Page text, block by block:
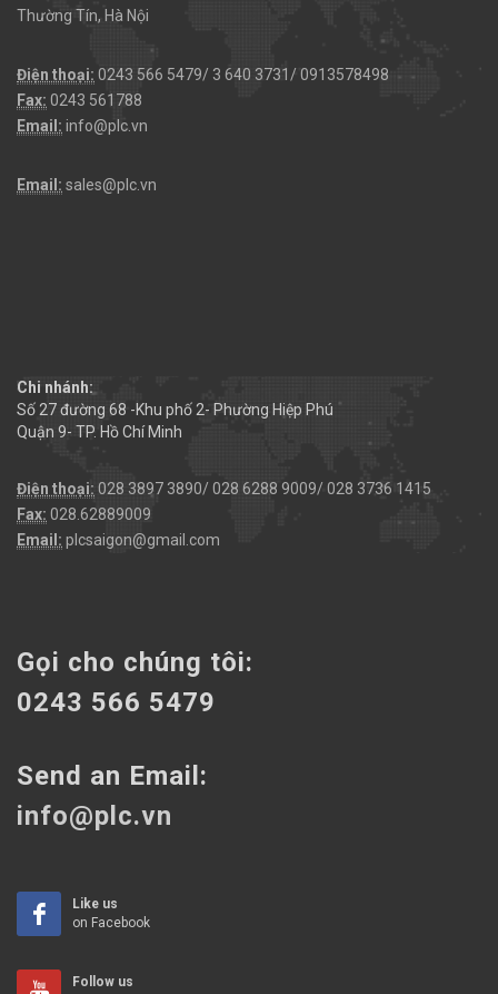
Thường Tín, Hà Nội
Điện thoại: 0243 566 5479/ 3 640 3731/ 0913578498
Fax: 0243 561788
Email: info@plc.vn
Email: sales@plc.vn
Chi nhánh:
Số 27 đường 68 -Khu phố 2- Phường Hiệp Phú
Quận 9- TP. Hồ Chí Minh
Điện thoại: 028 3897 3890/ 028 6288 9009/ 028 3736 1415
Fax: 028.62889009
Email: plcsaigon@gmail.com
Gọi cho chúng tôi:
0243 566 5479
Send an Email:
info@plc.vn
Like us
on Facebook
Follow us